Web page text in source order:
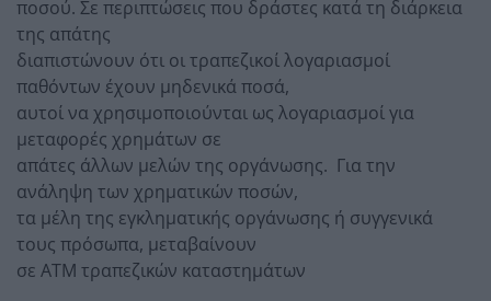
ποσού. Σε περιπτώσεις που δράστες κατά τη διάρκεια
της απάτης
διαπιστώνουν ότι οι τραπεζικοί λογαριασμοί
παθόντων έχουν μηδενικά ποσά,
αυτοί να χρησιμοποιούνται ως λογαριασμοί για
μεταφορές χρημάτων σε
απάτες άλλων μελών της οργάνωσης. Για την
ανάληψη των χρηματικών ποσών,
τα μέλη της εγκληματικής οργάνωσης ή συγγενικά
τους πρόσωπα, μεταβαίνουν
σε ΑΤΜ τραπεζικών καταστημάτων